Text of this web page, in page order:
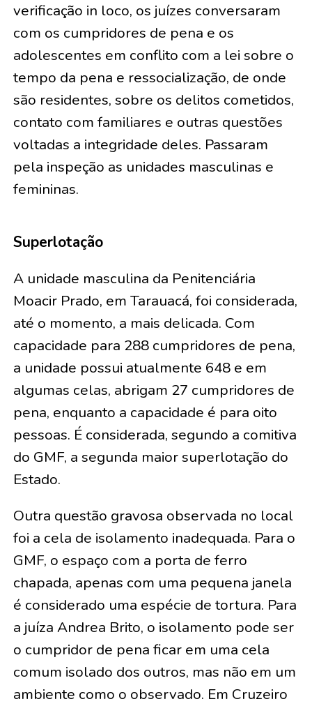
verificação in loco, os juízes conversaram
com os cumpridores de pena e os
adolescentes em conflito com a lei sobre o
tempo da pena e ressocialização, de onde
são residentes, sobre os delitos cometidos,
contato com familiares e outras questões
voltadas a integridade deles. Passaram
pela inspeção as unidades masculinas e
femininas.
Superlotação
A unidade masculina da Penitenciária
Moacir Prado, em Tarauacá, foi considerada,
até o momento, a mais delicada. Com
capacidade para 288 cumpridores de pena,
a unidade possui atualmente 648 e em
algumas celas, abrigam 27 cumpridores de
pena, enquanto a capacidade é para oito
pessoas. É considerada, segundo a comitiva
do GMF, a segunda maior superlotação do
Estado.
Outra questão gravosa observada no local
foi a cela de isolamento inadequada. Para o
GMF, o espaço com a porta de ferro
chapada, apenas com uma pequena janela
é considerado uma espécie de tortura. Para
a juíza Andrea Brito, o isolamento pode ser
o cumpridor de pena ficar em uma cela
comum isolado dos outros, mas não em um
ambiente como o observado. Em Cruzeiro